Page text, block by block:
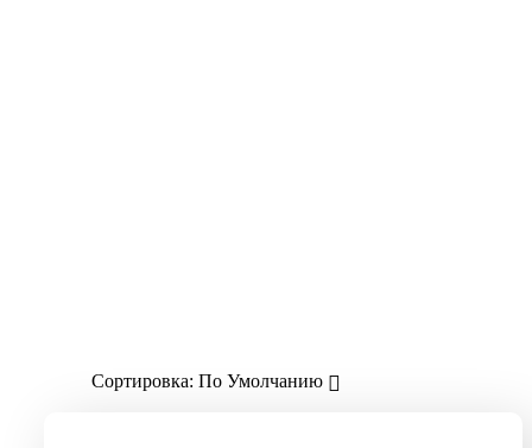
Сортировка: По Умолчанию